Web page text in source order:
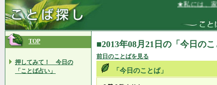
★私には、家
TOP
押してみて！ 今日の
「ことば占い」
■2013年08月21日の「今日の
前日のことばを見る
「今日のことば」